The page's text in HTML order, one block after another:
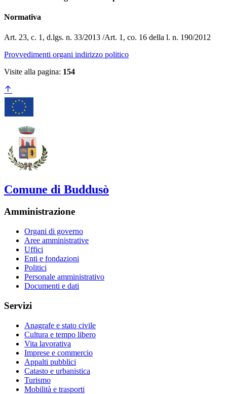
Normativa
Art. 23, c. 1, d.lgs. n. 33/2013 /Art. 1, co. 16 della l. n. 190/2012
Provvedimenti organi indirizzo politico
Visite alla pagina: 154
Comune di Buddusò
Amministrazione
Organi di governo
Aree amministrative
Uffici
Enti e fondazioni
Politici
Personale amministrativo
Documenti e dati
Servizi
Anagrafe e stato civile
Cultura e tempo libero
Vita lavorativa
Imprese e commercio
Appalti pubblici
Catasto e urbanistica
Turismo
Mobilità e trasporti